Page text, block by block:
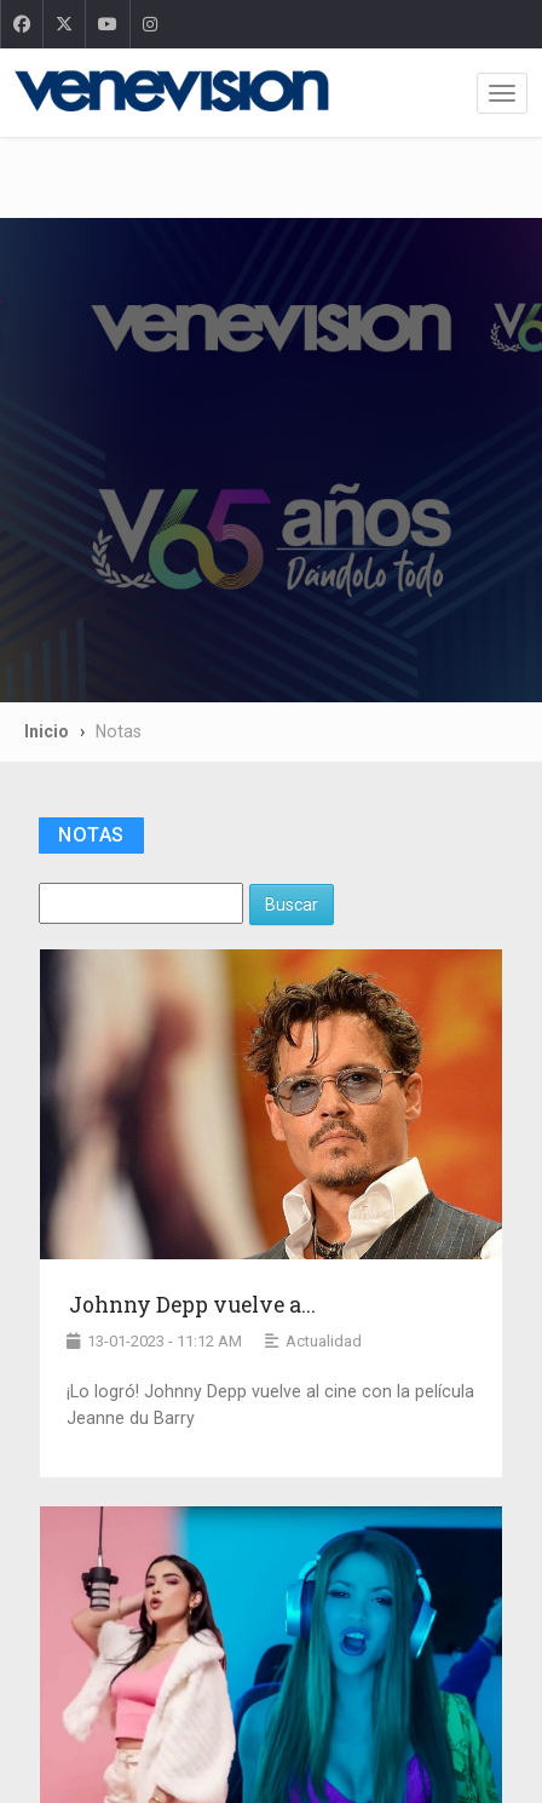
Inicio Notas
NOTAS
Buscar
Johnny Depp vuelve a...
13-01-2023 - 11:12 AM Actualidad
¡Lo logró! Johnny Depp vuelve al cine con la película
Jeanne du Barry